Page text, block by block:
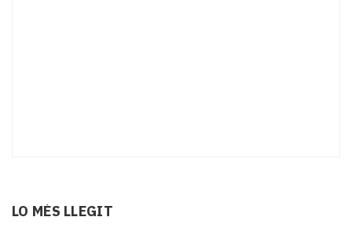
LO MÉS LLEGIT